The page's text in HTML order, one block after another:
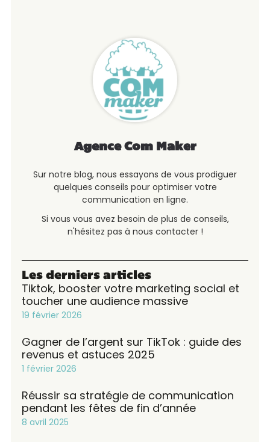
Agence Com Maker
Sur notre blog, nous essayons de vous prodiguer
quelques conseils pour optimiser votre
communication en ligne.
Si vous vous avez besoin de plus de conseils,
n'hésitez pas à nous contacter !
Les derniers articles
Tiktok, booster votre marketing social et
toucher une audience massive
19 février 2026
Gagner de l’argent sur TikTok : guide des
revenus et astuces 2025
1 février 2026
Réussir sa stratégie de communication
pendant les fêtes de fin d’année
8 avril 2025